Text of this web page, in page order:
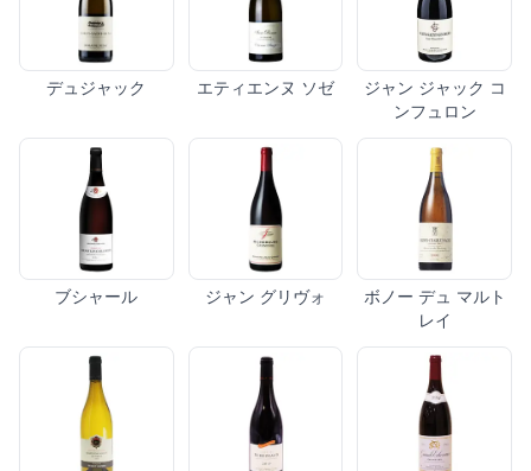
デュジャック エティエンヌ ソゼ
ジャン ジャック コ
ンフュロン
ブシャール ジャン グリヴォ
ボノー デュ マルト
レイ